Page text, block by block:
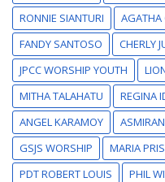
RONNIE SIANTURI
AGATHA
FANDY SANTOSO
CHERLY
JPCC WORSHIP YOUTH
MITHA TALAHATU
REGINA
ANGEL KARAMOY
GSJS WORSHIP
MARIA
PDT ROBERT LOUIS
PHIL